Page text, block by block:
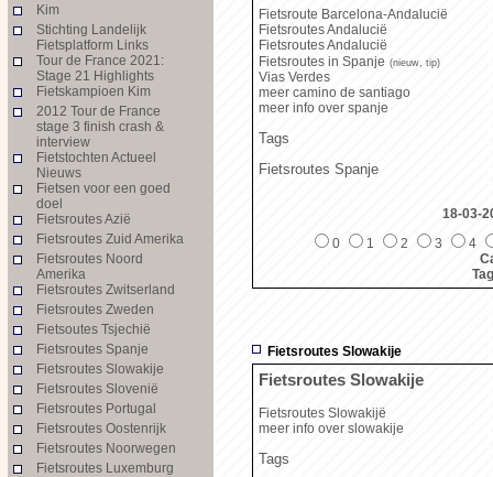
Kim
Stichting Landelijk
Fietsplatform Links
Tour de France 2021:
Stage 21 Highlights
Fietskampioen Kim
2012 Tour de France
stage 3 finish crash &
interview
Fietstochten Actueel
Nieuws
Fietsen voor een goed
doel
Fietsroutes Azië
Fietsroutes Zuid Amerika
Fietsroutes Noord
Amerika
Fietsroutes Zwitserland
Fietsroutes Zweden
Fietsoutes Tsjechië
Fietsroutes Spanje
Fietsroutes Slowakije
Fietsroutes Slovenië
Fietsroutes Portugal
Fietsroutes Oostenrijk
Fietsroutes Noorwegen
Fietsroutes Luxemburg
Fietsroute Barcelona-Andalucië
Fietsroutes Andalucië
Fietsroutes Andalucië
Fietsroutes in Spanje (nieuw, tip)
Vias Verdes
meer camino de santiago
meer info over spanje
Tags
Fietsroutes Spanje
18-03-
0
1 2 3
4
Fietsroutes Slowakije
Fietsroutes Slowakije
Fietsroutes Slowakijë
meer info over slowakije
Tags